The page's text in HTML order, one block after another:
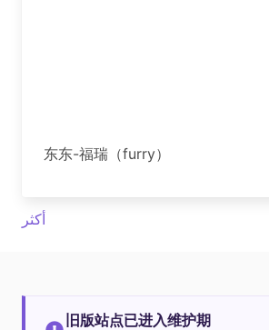
东东-福瑞（furry）
أكثر
旧版站点已进入维护期